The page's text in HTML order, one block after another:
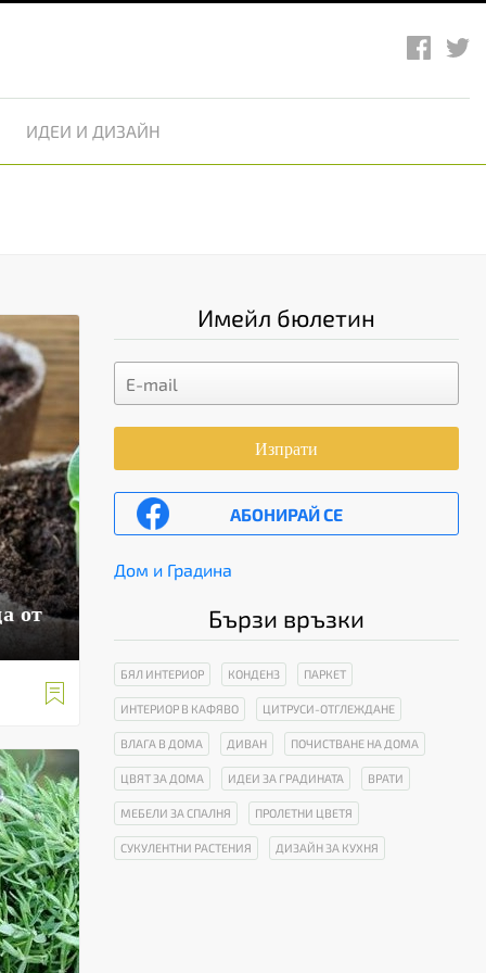
ИДЕИ И ДИЗАЙН
от

Имейл бюлетин
Изпрати
АБОНИРАЙ СЕ
Дом и Градина
Бързи връзки
БЯЛ ИНТЕРИОР КОНДЕНЗ ПАРКЕТ
ИНТЕРИОР В КАФЯВО ЦИТРУСИ-ОТГЛЕЖДАНЕ
ВЛАГА В ДОМА ДИВАН ПОЧИСТВАНЕ НА ДОМА
ЦВЯТ ЗА ДОМА ИДЕИ ЗА ГРАДИНАТА ВРАТИ
МЕБЕЛИ ЗА СПАЛНЯ ПРОЛЕТНИ ЦВЕТЯ
СУКУЛЕНТНИ РАСТЕНИЯ ДИЗАЙН ЗА КУХНЯ